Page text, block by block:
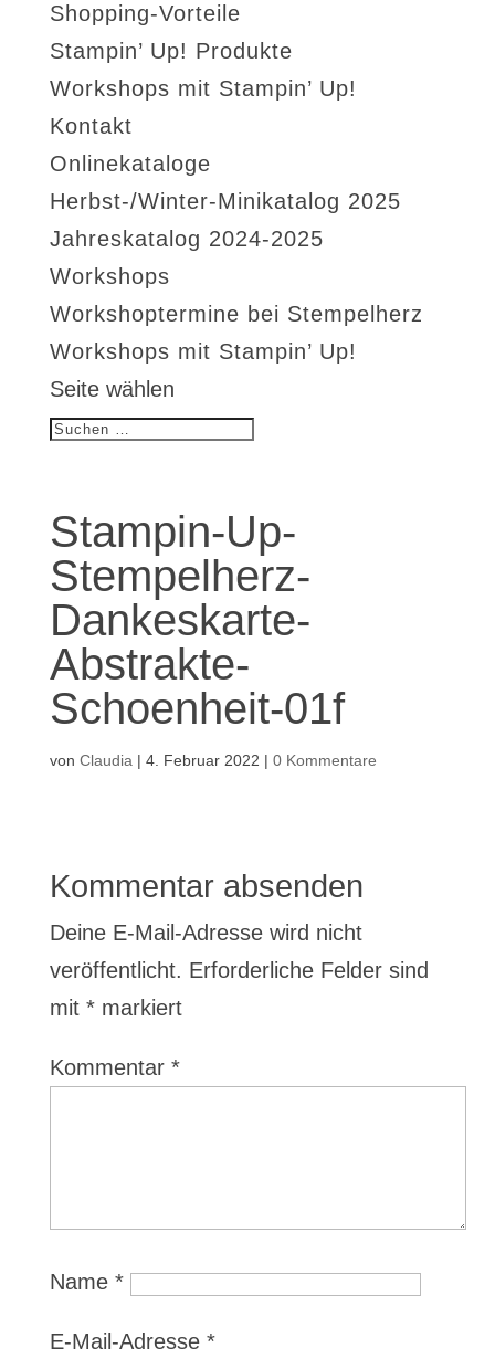
Shopping-Vorteile
Stampin’ Up! Produkte
Workshops mit Stampin’ Up!
Kontakt
Onlinekataloge
Herbst-/Winter-Minikatalog 2025
Jahreskatalog 2024-2025
Workshops
Workshoptermine bei Stempelherz
Workshops mit Stampin’ Up!
Seite wählen
Stampin-Up-
Stempelherz-
Dankeskarte-
Abstrakte-
Schoenheit-01f
von Claudia | 4. Februar 2022 | 0 Kommentare
Kommentar absenden
Deine E-Mail-Adresse wird nicht
veröffentlicht. Erforderliche Felder sind
mit *markiert
Kommentar *
Name *
E-Mail-Adresse *